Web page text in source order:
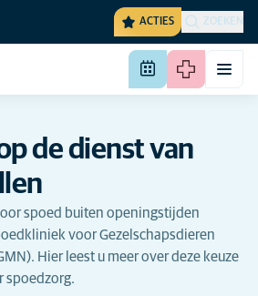
ACTIES ZOEKEN
de dienst van
spoed buiten openingstijden
voor Gezelschapsdieren
Hier leest u meer over deze keuze
spoedzorg.